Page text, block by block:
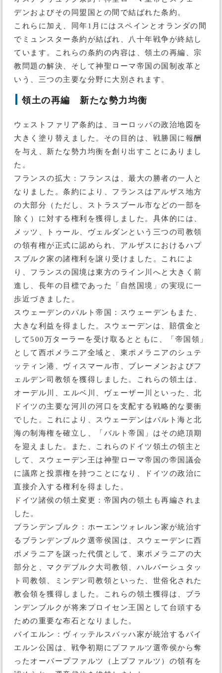
デンおよびその同盟国との間で結ばれた条約。
これらに加え、同年1月にはスペインとオランダの間
でミュンスター条約が結ばれ、八十年戦争が終結し
ています。これらの条約の内容は、領土の再編、宗
教問題の解決、そして神聖ローマ帝国の国制改革と
いう、三つの主要な分野に大別されます。
領土の再編 新たな勢力均衡
ウェストファリア条約は、ヨーロッパの政治地図を
大きく塗り替えました。その目的は、戦勝国に報酬
を与え、新たな勢力均衡を創り出すことにありまし
た。
フランスの拡大：フランスは、最大の勝者の一人と
なりました。条約により、フランスはアルザス地方
の大部分（ただし、ストラスブール市などの一部を
除く）に対する権利を獲得しました。具体的には、
メッツ、トゥール、ヴェルダンという三つの司教領
の領有権が正式に認められ、アルザスにおけるハプ
スブルク家の諸権利を譲り受けました。これによ
り、フランスの国境は東方のライン川へと大きく前
進し、長年の目標であった「自然国境」の実現に一
歩近づきました。
スウェーデンのバルト帝国：スウェーデンもまた、
大きな利益を得ました。スウェーデンは、賠償金と
して500万ターラーを受け取るとともに、「帝国領」
として西ポメラニア全域と、東ポメラニアのシュテ
ッティン港、ヴィスマール市、ブレーメンおよびフ
ェルデン司教領を獲得しました。これらの領土は、
オーデル川、エルベ川、ヴェーザー川といった、北
ドイツの主要な河川の河口を支配する戦略的な要衝
でした。これにより、スウェーデンはバルト海と北
海の制海権を確立し、「バルト帝国」はその絶頂期
を迎えました。また、これらのドイツ領土の領主と
して、スウェーデン王は神聖ローマ帝国の帝国議会
に議席と投票権を持つことになり、ドイツの政治に
直接介入する権利を得ました。
ドイツ諸侯の領土変更：帝国内の領土も再編されま
した。
ブランデンブルク：ホーエンツォレルン家が統治す
るブランデンブルク選帝侯国は、スウェーデンに西
ポメラニアを譲った代償として、東ポメラニアの大
部分と、マクデブルク大司教領、ハルバーシュタッ
ト司教領、ミンデン司教領といった、世俗化された
教会領を獲得しました。これらの領土獲得は、ブラ
ンデンブルクが将来プロイセン王国として台頭する
ための重要な布石となりました。
バイエルン：ヴィッテルスバッハ家が統治するバイ
エルン公国は、戦争初期にプファルツ選帝侯から奪
ったオーバープファルツ（上プファルツ）の領有を